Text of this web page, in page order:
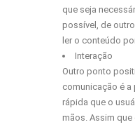
que seja
possível, de
ler o conteúdo
Interação
Outro ponto
comunicação é
rápida que o
mãos. Assim que